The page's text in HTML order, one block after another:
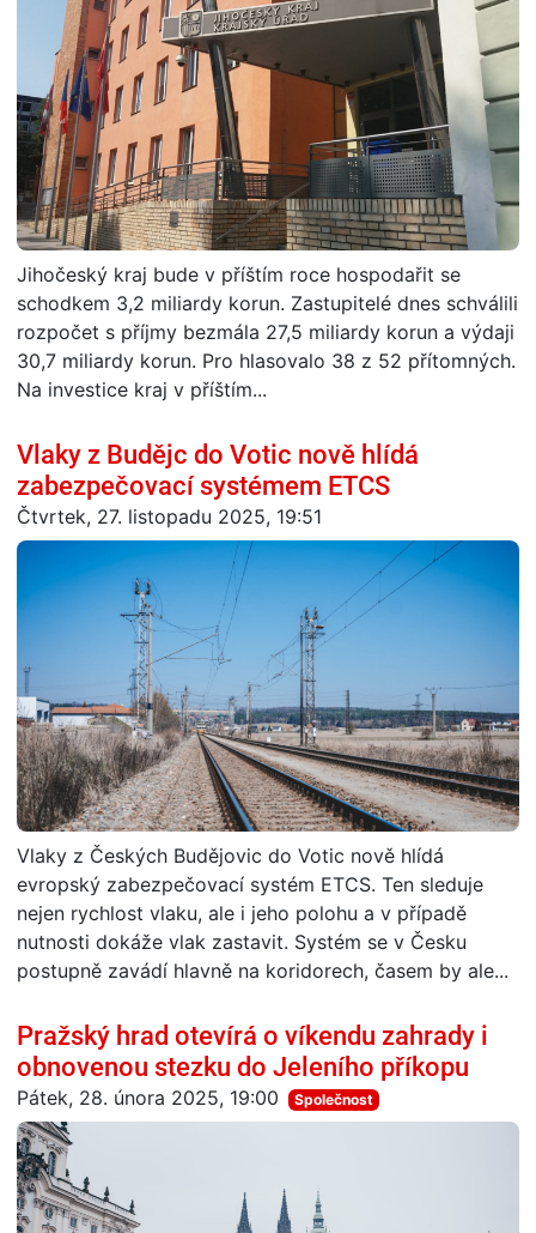
Jihočeský kraj bude v příštím roce hospodařit se
schodkem 3,2 miliardy korun. Zastupitelé dnes schválili
rozpočet s příjmy bezmála 27,5 miliardy korun a výdaji
30,7 miliardy korun. Pro hlasovalo 38 z 52 přítomných.
Na investice kraj v příštím...
Vlaky z Budějc do Votic nově hlídá
zabezpečovací systémem ETCS
Čtvrtek, 27. listopadu 2025, 19:51
Vlaky z Českých Budějovic do Votic nově hlídá
evropský zabezpečovací systém ETCS. Ten sleduje
nejen rychlost vlaku, ale i jeho polohu a v případě
nutnosti dokáže vlak zastavit. Systém se v Česku
postupně zavádí hlavně na koridorech, časem by ale...
Pražský hrad otevírá o víkendu zahrady i
obnovenou stezku do Jeleního příkopu
Pátek, 28. února 2025, 19:00 Společnost